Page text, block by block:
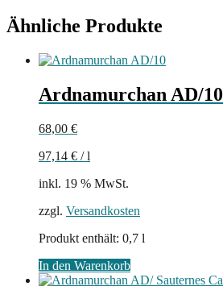
Ähnliche Produkte
Ardnamurchan AD/10
68,00 €
97,14 € /l
inkl. 19 % MwSt.
zzgl. Versandkosten
Produkt enthält: 0,7 l
In den Warenkorb